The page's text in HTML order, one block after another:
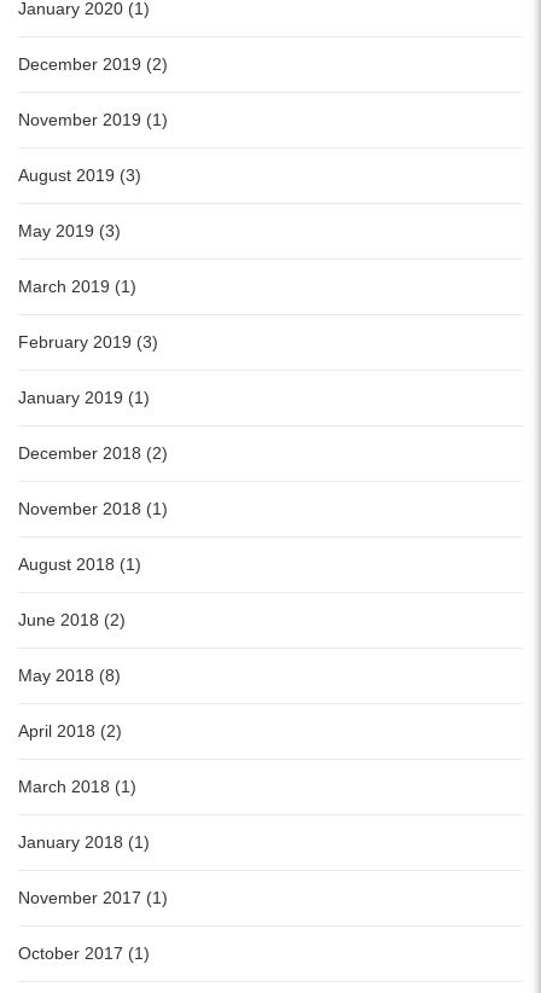
January 2020 (1)
December 2019 (2)
November 2019 (1)
August 2019 (3)
May 2019 (3)
March 2019 (1)
February 2019 (3)
January 2019 (1)
December 2018 (2)
November 2018 (1)
August 2018 (1)
June 2018 (2)
May 2018 (8)
April 2018 (2)
March 2018 (1)
January 2018 (1)
November 2017 (1)
October 2017 (1)